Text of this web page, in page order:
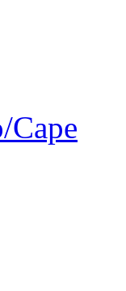
Cape